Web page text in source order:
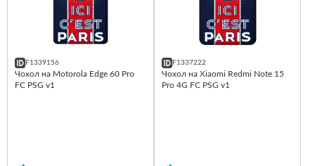
F1339156
Чохол на Motorola Edge 60 Pro
FC PSG v1
F1337222
Чохол на Xiaomi Redmi Note 15
Pro 4G FC PSG v1